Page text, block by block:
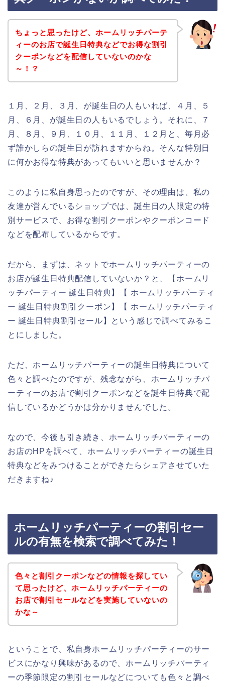
ちょっと思ったけど、ホームリッチパーテ
ィーのお店で誕生日特典などでお得な割引
クーポンなどを配信していないのかな
～！？
１月、２月、３月、が誕生日の人もいれば、４月、５
月、６月、が誕生日の人もいるでしょう。それに、７
月、８月、９月、１０月、１１月、１２月と、毎月必
ず誰かしらの誕生日が訪れますからね。そんな特別日
に何かお得な特典があってもいいと思いませんか？
このように私自身思ったのですが、その理由は、私の
友達が営んでいるショップでは、誕生日の人限定の特
別サービスで、お得な割引クーポンやクーポンコード
などを配布しているからです。
だから、まずは、ネットでホームリッチパーティーの
お店が誕生日特典配信していないか？と、【ホームリ
ッチパーティー 誕生日特典】【 ホームリッチパーティ
ー 誕生日特典割引クーポン】【 ホームリッチパーティ
ー 誕生日特典割引セール】という感じで調べてみるこ
とにしました。
ただ、ホームリッチパーティーの誕生日特典について
色々と調べたのですが、残念ながら、ホームリッチパ
ーティーのお店で割引クーポンなどを誕生日特典で配
信しているかどうかは分かりませんでした。
なので、今後も引き続き、ホームリッチパーティーの
お店のHPを調べて、ホームリッチパーティーの誕生日
特典などをみつけることができたらシェアさせていた
だきますね♪
ホームリッチパーティーの割引セー
ルの有無を検索で調べてみた！
色々と割引クーポンなどの情報を探してい
て思ったけど、ホームリッチパーティーの
お店で割引セールなどを実施していないの
かな～
ということで、私自身ホームリッチパーティーのサー
ビスにかなり興味があるので、ホームリッチパーティ
ーの季節限定の割引セールなどについても色々と調べ